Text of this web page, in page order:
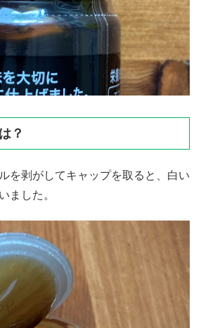
？
を剥がしてキャップを取ると、白い
ました。